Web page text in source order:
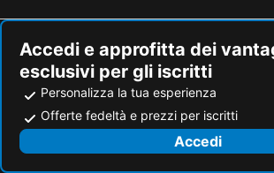
Hotel Altis
Hotel Adria
Hotel Boston
Di Matteo
Hotel Alba Holiday
Hotel Villa
Hotel Naxos B&B
Hotel
Accedi e approfitta dei
esclusivi per gli iscritti
Personalizza la tua esperienza
Offerte fedeltà e prezzi per iscritti
Accedi